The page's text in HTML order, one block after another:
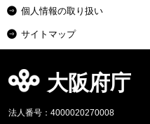
個人情報の取り扱い
サイトマップ
大阪府庁
法人番号：4000020270008